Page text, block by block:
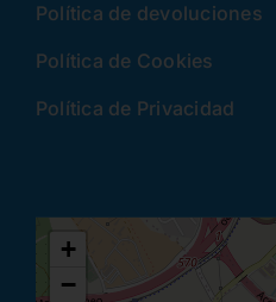
Política de devoluciones
Política de Cookies
Política de Privacidad
+
−